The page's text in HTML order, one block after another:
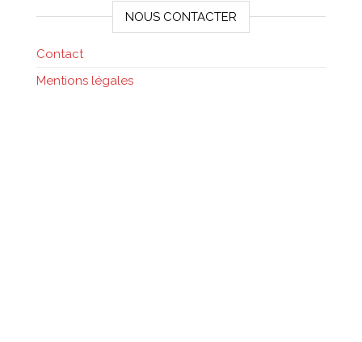
NOUS CONTACTER
Contact
Mentions légales